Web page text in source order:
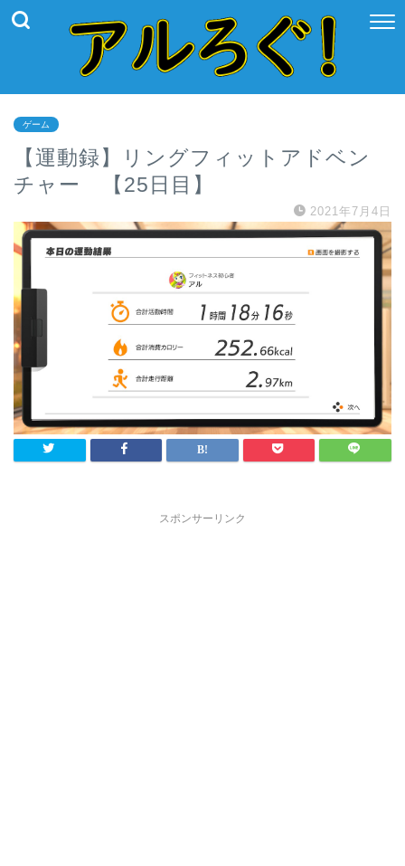
ゲーム
【運動録】リングフィットアドベン
チャー 【25日目】
2021年7月4日
スポンサーリンク